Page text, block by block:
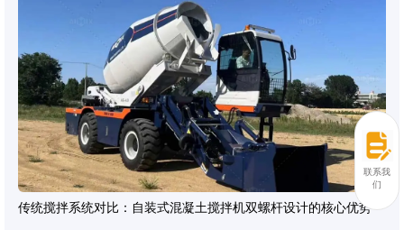
传统搅拌系统对比：自装式混凝土搅拌机双螺杆设计的核心优势
联系我
们